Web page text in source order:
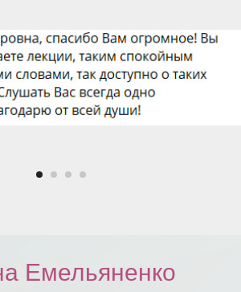
Емельяненко